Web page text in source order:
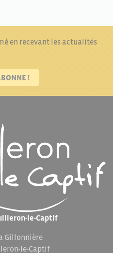
en recevant les actualités
!
le-Captif
Gillonnière
le-Captif